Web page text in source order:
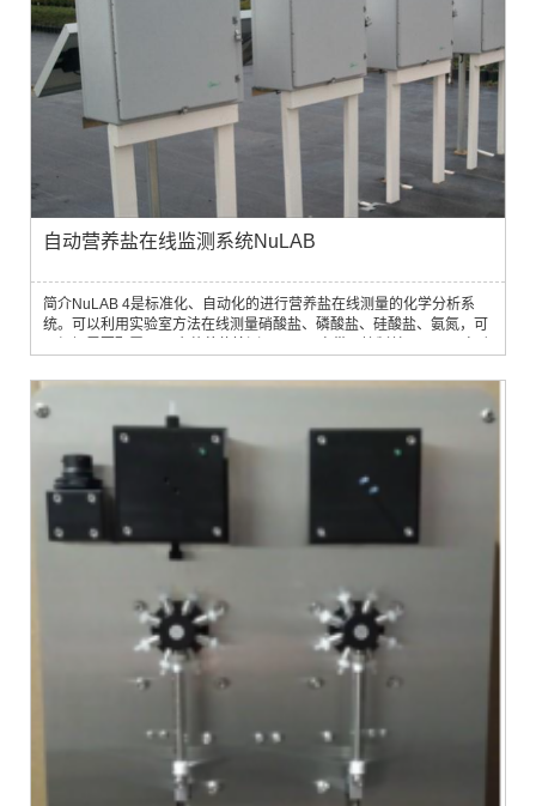
自动营养盐在线监测系统NuLAB
简介NuLAB 4是标准化、自动化的进行营养盐在线测量的化学分析系
统。可以利用实验室方法在线测量硝酸盐、磷酸盐、硅酸盐、氨氮，可
DataLINK软件作出完整的水环境解决方案。应用范围1. 饮用水水源地
监测和管理2. 江河湖库水质监测3. 地下水监测评价4. 水产养殖区水质评
价5. 排污口监测6. 富...